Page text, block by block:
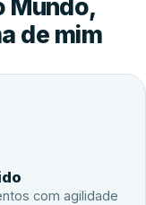
Mundo,
de mim
com agilidade